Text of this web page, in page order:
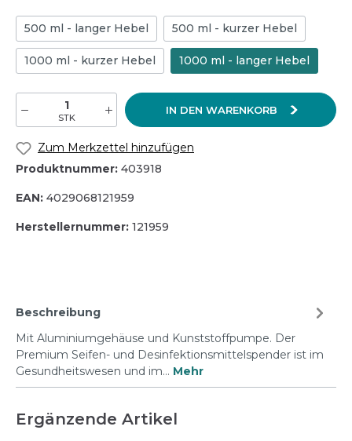
500 ml - langer Hebel 500 ml - kurzer Hebel
1000 ml - kurzer Hebel 1000 ml - langer Hebel
STK
IN DEN WARENKORB
Zum Merkzettel hinzufügen
Produktnummer: 403918
EAN: 4029068121959
Herstellernummer: 121959
Beschreibung
Mit Aluminiumgehäuse und Kunststoffpumpe. Der
Premium Seifen- und Desinfektionsmittelspender ist im
Gesundheitswesen und im… Mehr
Ergänzende Artikel